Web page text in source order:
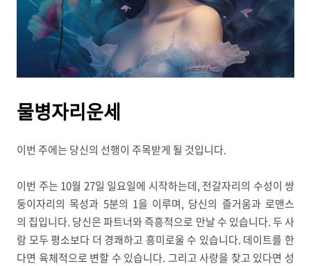
물병자리운세
이번 주에는 당신의 선행이 주목받게 될 것입니다.
이번 주는 10월 27일 일요일에 시작하는데, 전갈자리의 수성이 쌍
둥이자리의 목성과 5분의 1을 이루며, 당신의 즐거움과 로맨스
의 집입니다. 당신은 파트너와 즉흥적으로 만날 수 있습니다. 두 사
람 모두 평소보다 더 경쾌하고 흥미로울 수 있습니다. 데이트를 한
다면 육체적으로 변할 수 있습니다. 그리고 사랑을 찾고 있다면 성